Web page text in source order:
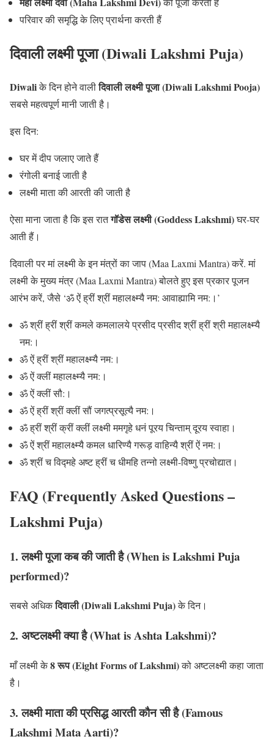
परिवार की समृद्धि के लिए प्रार्थना करती हैं
दिवाली लक्ष्मी पूजा (Diwali Lakshmi Puja)
Diwaliके दिन होने वालीदिवाली लक्ष्मी पूजा (Diwali Lakshmi Pooja)
सबसे महत्वपूर्ण मानी जाती है।
इस दिन:
घर में दीप जलाए जाते हैं
रंगोली बनाई जाती है
लक्ष्मी माता की आरती की जाती है
ऐसा माना जाता है कि इस रातगॉडेस लक्ष्मी (Goddess Lakshmi)घर-घर
आती हैं।
दिवाली पर मां लक्ष्मी के इन मंत्रों का जाप (Maa Laxmi Mantra) करें. मां
लक्ष्मी के मुख्य मंत्र (Maa Laxmi Mantra) बोलते हुए इस प्रकार पूजन
आरंभ करें, जैसे ‘ॐ ऐं ह्रीं श्रीं महालक्ष्म्यै नम: आवाह्यामि नम:।’
ॐ श्रीं ह्रीं श्रीं कमले कमलालये प्रसीद प्रसीद श्रीं ह्रीं श्री महालक्ष्म्यै
नम:।
ॐ ऐं ह्रीं श्रीं महालक्ष्म्यै नम:।
ॐ ऐं क्लीं महालक्ष्म्यै नम:।
ॐ ऐं क्लीं सौ:।
ॐ ऐं ह्रीं श्रीं क्लीं सौं जगत्प्रसूत्यै नम:।
ॐ ह्रीं श्रीं क्रीं क्लीं लक्ष्मी ममगृहे धनं पूरय चिन्ताम् दूरय स्वाहा।
ॐ ऐं श्रीं महालक्ष्म्यै कमल धारिण्यै गरूड़ वाहिन्यै श्रीं ऐं नम:।
ॐ श्रीं च विद्महे अष्ट ह्रीं च धीमहि तन्नो लक्ष्मी-विष्णु प्रचोद्यात।
FAQ (Frequently Asked Questions –
Lakshmi Puja)
1. लक्ष्मी पूजा कब की जाती है (When is Lakshmi Puja
performed)?
सबसे अधिकदिवाली (Diwali Lakshmi Puja)के दिन।
2. अष्टलक्ष्मी क्या है (What is Ashta Lakshmi)?
माँ लक्ष्मी के8 रूप (Eight Forms of Lakshmi)को अष्टलक्ष्मी कहा जाता
है।
3. लक्ष्मी माता की प्रसिद्ध आरती कौन सी है (Famous
Lakshmi Mata Aarti)?